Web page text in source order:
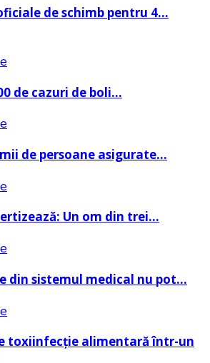
de schimb pentru 4…
de cazuri de boli…
de persoane asigurate…
Un om din trei…
din sistemul medical nu pot…
toxiinfecție alimentară într-un